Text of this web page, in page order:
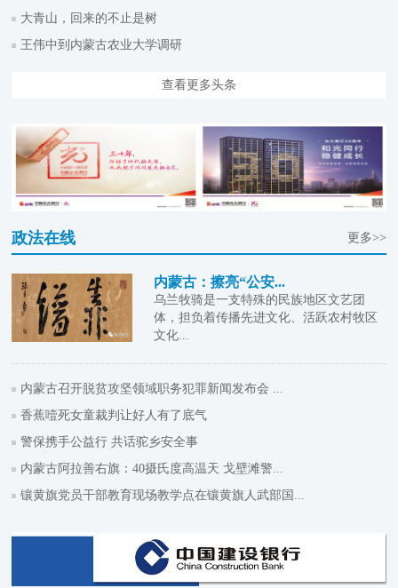
大青山，回来的不止是树
王伟中到内蒙古农业大学调研
查看更多头条
政法在线 更多>>
内蒙古：擦亮“公安...
乌兰牧骑是一支特殊的民族地区文艺团
体，担负着传播先进文化、活跃农村牧区
文化...
内蒙古召开脱贫攻坚领域职务犯罪新闻发布会 ...
香蕉噎死女童裁判让好人有了底气
警保携手公益行 共话驼乡安全事
内蒙古阿拉善右旗：40摄氏度高温天 戈壁滩警...
镶黄旗党员干部教育现场教学点在镶黄旗人武部国...